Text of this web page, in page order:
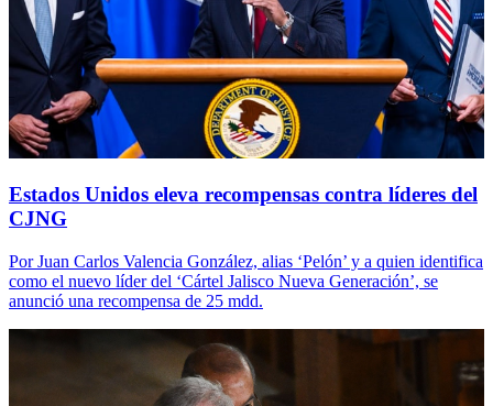
Estados Unidos eleva recompensas contra líderes del
CJNG
Por Juan Carlos Valencia González, alias ‘Pelón’ y a quien identifica
como el nuevo líder del ‘Cártel Jalisco Nueva Generación’, se
anunció una recompensa de 25 mdd.